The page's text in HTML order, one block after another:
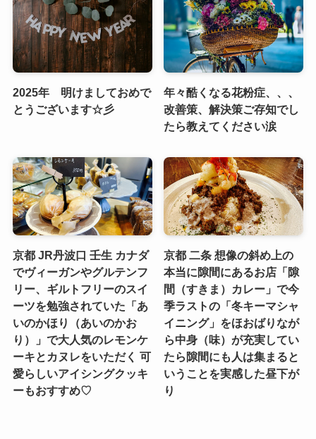
2025年 明けましておめで
とうございます☆彡
年々酷くなる花粉症、、、
改善策、解決策ご存知でし
たら教えてください涙
京都 JR丹波口 壬生 カナダ
でヴィーガンやグルテンフ
リー、ギルトフリーのスイ
ーツを勉強されていた「あ
いのかほり（あいのかお
り）」で大人気のレモンケ
ーキとカヌレをいただく 可
愛らしいアイシングクッキ
ーもおすすめ♡
京都 二条 想像の斜め上の
本当に隙間にあるお店「隙
間（すきま）カレー」で今
季ラストの「冬キーマシャ
イニング」をほおばりなが
ら中身（味）が充実してい
たら隙間にも人は集まると
いうことを実感した昼下が
り